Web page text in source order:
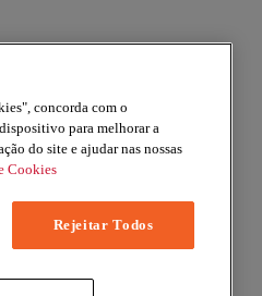
& Company, Inc). All
concorda com o
para melhorar a
do site e ajudar nas nossas
Cookies
Rejeitar Todos